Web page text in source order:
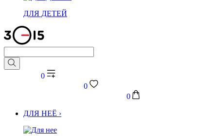
ДЛЯ ДЕТЕЙ
0
0
0
ДЛЯ НЕЁ ›